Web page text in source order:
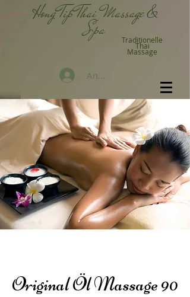
Hong Tip Thai Massage &
Spa Traditionelle
Thai
Massage
Anmelden
Original Öl Massage 90